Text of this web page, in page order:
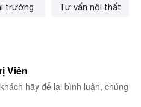
trường Tư vấn nội thất
Viên
hãy để lại bình luận, chúng